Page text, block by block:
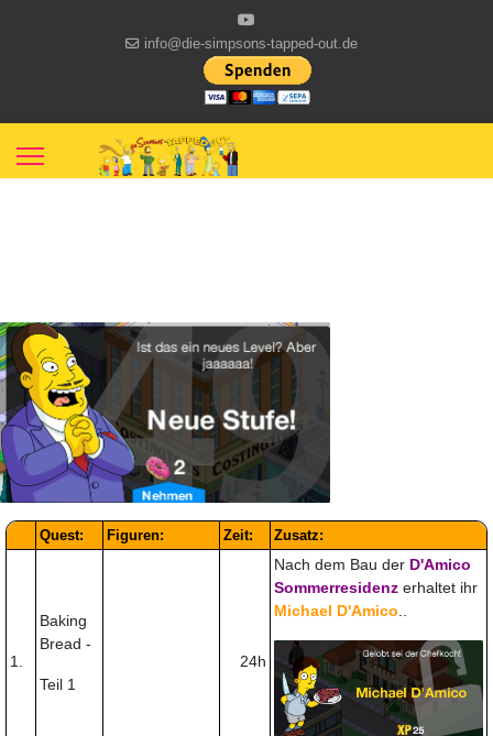
info@die-simpsons-tapped-out.de
Quest: Figuren: Zeit: Zusatz:
1.
Baking
Bread -
Teil 1
24h
Nach dem Bau der D'Amico
Sommerresidenz erhaltet ihr
Michael D'Amico..